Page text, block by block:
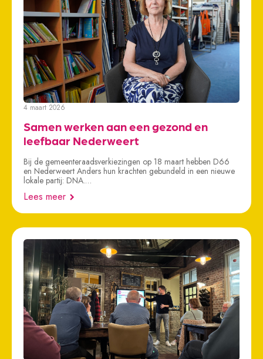
Samen werken aan een gezond en
leefbaar Nederweert
4 maart 2026
Bij de gemeenteraadsverkiezingen op 18 maart hebben D66
en Nederweert Anders hun krachten gebundeld in een nieuwe
lokale partij: DNA.…
Lees meer